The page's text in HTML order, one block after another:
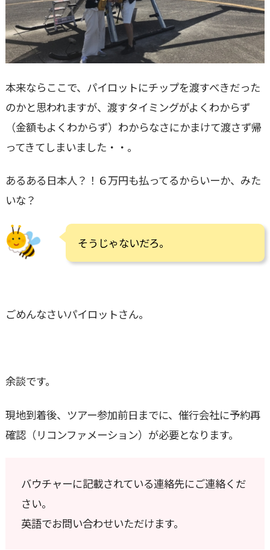
本来ならここで、パイロットにチップを渡すべきだった
のかと思われますが、渡すタイミングがよくわからず
（金額もよくわからず）わからなさにかまけて渡さず帰
ってきてしまいました・・。
あるある日本人？！６万円も払ってるからいーか、みた
いな？
そうじゃないだろ。
ごめんなさいパイロットさん。
余談です。
現地到着後、ツアー参加前日までに、催行会社に予約再
確認（リコンファメーション）が必要となります。
バウチャーに記載されている連絡先にご連絡くだ
さい。
英語でお問い合わせいただけます。